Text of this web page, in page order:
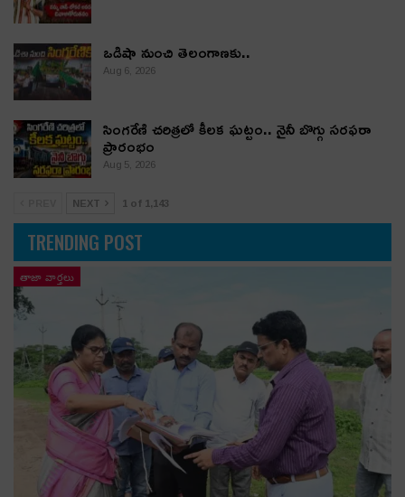
ఒడిషా నుంచి తెలంగాణ‌కు..
Aug 6, 2026
సింగరేణి చరిత్రలో కీలక ఘట్టం.. నైనీ బొగ్గు సరఫరా
ప్రారంభం
Aug 5, 2026
NEXT 1 of 1,143
TRENDING POST
తాజా వార్తలు